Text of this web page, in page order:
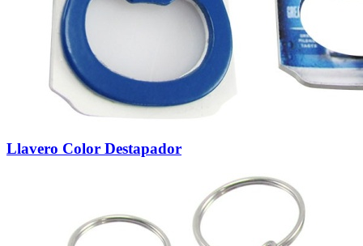
Llavero Color Destapador